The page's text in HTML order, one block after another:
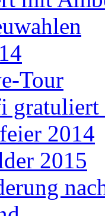
Tour
gratuliert
2014
2015